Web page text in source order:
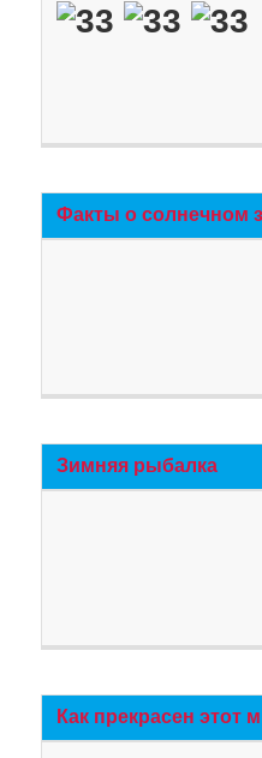
Факты о солнечном
Зимняя рыбалка
Как прекрасен этот